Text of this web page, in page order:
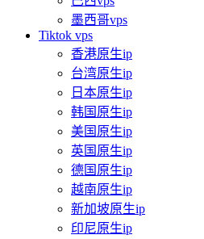
墨西哥vps
Tiktok vps
香港原生ip
台湾原生ip
日本原生ip
韩国原生ip
美国原生ip
英国原生ip
德国原生ip
越南原生ip
新加坡原生ip
印尼原生ip